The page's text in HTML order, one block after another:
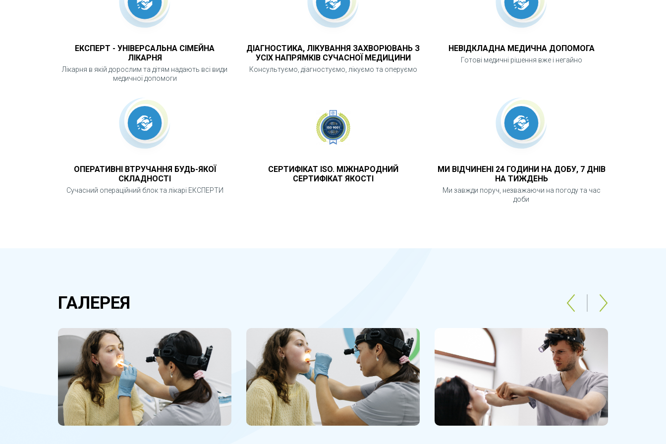
ЕКСПЕРТ - УНІВЕРСАЛЬНА СІМЕЙНА
ЛІКАРНЯ
Лікарня в якій дорослим та дітям надають всі види
медичної допомоги
ДІАГНОСТИКА, ЛІКУВАННЯ ЗАХВОРЮВАНЬ З
УСІХ НАПРЯМКІВ СУЧАСНОЇ МЕДИЦИНИ
Консультуємо, діагностуємо, лікуємо та оперуємо
НЕВІДКЛАДНА МЕДИЧНА ДОПОМОГА
Готові медичні рішення вже і негайно
ОПЕРАТИВНІ ВТРУЧАННЯ БУДЬ-ЯКОЇ
СКЛАДНОСТІ
Сучасний операційний блок та лікарі ЕКСПЕРТИ
СЕРТИФІКАТ ISO. МІЖНАРОДНИЙ
СЕРТИФІКАТ ЯКОСТІ
МИ ВІДЧИНЕНІ 24 ГОДИНИ НА ДОБУ, 7 ДНІВ
НА ТИЖДЕНЬ
Ми завжди поруч, незважаючи на погоду та час
доби
ГАЛЕРЕЯ